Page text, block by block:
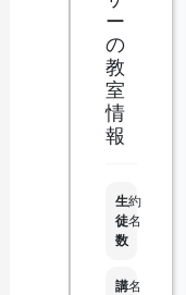
ー
の
教
室
情
報
生
徒
数
約
名
講名